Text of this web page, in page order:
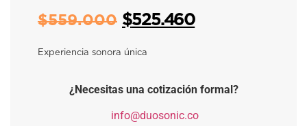
$559.000 $525.460
Experiencia sonora única
¿Necesitas una cotización formal?
info@duosonic.co